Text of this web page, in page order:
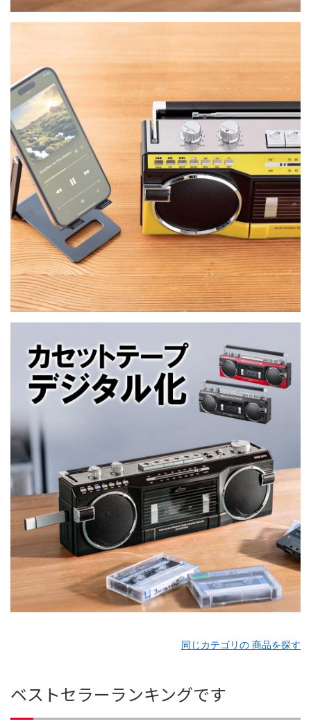
同じカテゴリの 商品を探す
ベストセラーランキングです